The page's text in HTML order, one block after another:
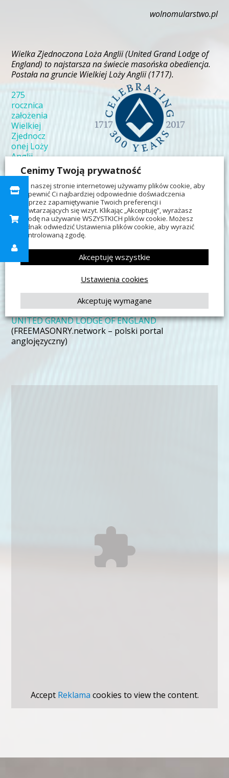
wolnomularstwo.pl
Wielka Zjednoczona Loża Anglii (United Grand Lodge of
England) to najstarsza na świecie masońska obediencja.
Postała na gruncie Wielkiej Loży Anglii (1717).
275
rocznica
założenia
Wielkiej
Zjednocz
onej Loży
Anglii–
(Ars
Regia nr
2, 1993)
Herb – kopyta i Jah-Bul-On– Karol Wojciechowski
Wielka Zjednoczona Loża Anglii
internetowa
UNITED GRAND LODGE OF ENGLAND
(FREEMASONRY.network – polski portal
anglojęzyczny)
Accept Reklama cookies to view the content.
Cenimy Twoją prywatność
Na naszej stronie internetowej używamy plików cookie, aby
zapewnić Ci najbardziej odpowiednie doświadczenia
poprzez zapamiętywanie Twoich preferencji i
powtarzających się wizyt. Klikając „Akceptuję”, wyrażasz
zgodę na używanie WSZYSTKICH plików cookie. Możesz
jednak odwiedzić Ustawienia plików cookie, aby wyrazić
kontrolowaną zgodę.
Ustawienia cookies
Akceptuję wymagane
Akceptuję wszystkie